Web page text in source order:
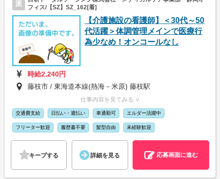
派
フィス/【SZ】SZ_162[看]
【介護施設の看護師】＜30代～50
代活躍＞体調管理メインで医療行
為少なめ！オンコールなし
時給2,240円
藤枝市 / 東海道本線(熱海－米原) 藤枝駅
仕事内容を見てみる ∨
交通費支給 日払い・週払い 車通勤可 エルダー活躍中
フリーター歓迎 履歴書不要 髪型自由 未経験歓迎
キープする 詳細を見る 応募画面に進む